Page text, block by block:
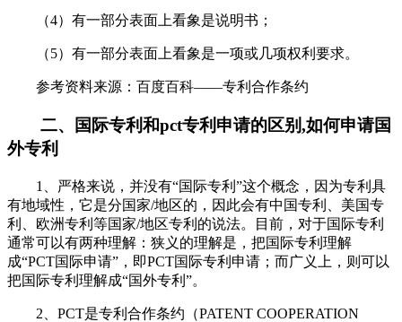
（4）有一部分表面上看象是说明书；
（5）有一部分表面上看象是一项或几项权利要求。
参考资料来源：百度百科——专利合作条约
二、国际专利和pct专利申请的区别,如何申请国
外专利
1、严格来说，并没有“国际专利”这个概念，因为专利具
有地域性，它是分国家/地区的，因此会有中国专利、美国专
利、欧洲专利等国家/地区专利的说法。目前，对于国际专利
通常可以有两种理解：狭义的理解是，把国际专利理解
成“PCT国际申请”，即PCT国际专利申请；而广义上，则可以
把国际专利理解成“国外专利”。
2、PCT是专利合作条约（PATENT COOPERATION